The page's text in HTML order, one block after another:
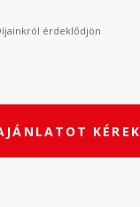
érdeklődjön
KÉREK